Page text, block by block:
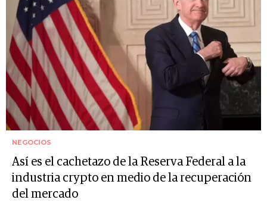
NEGOCIOS
Así es el cachetazo de la Reserva Federal a la
industria crypto en medio de la recuperación
del mercado